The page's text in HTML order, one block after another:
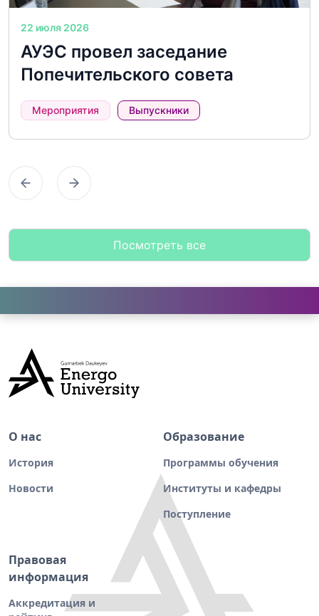
22 июля 2026
АУЭС провел заседание
Попечительского совета
Мероприятия Выпускники
Предыдущий
Посмотреть все
О нас
История
Новости
Образование
Программы обучения
Институты и кафедры
Поступление
Правовая
информация
Аккредитация и